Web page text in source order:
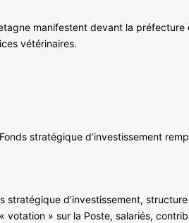
manifestent devant la
vétérinaires.
stratégique d’investissement
d’investissement,
» sur la Poste, salariés,